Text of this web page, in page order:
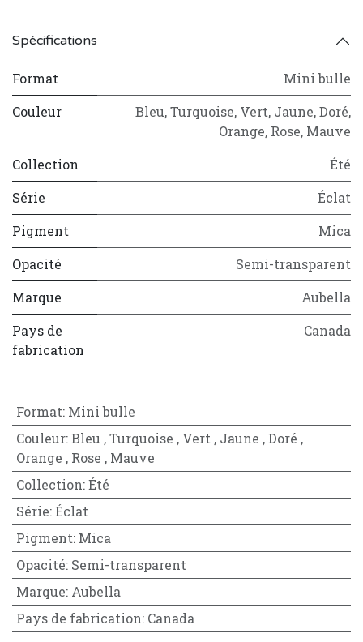
Spécifications
Format
Mini bulle
Couleur
Bleu,Turquoise, Vert, Jaune,Doré,
Orange, Rose, Mauve
Collection
Été
Série
Éclat
Pigment
Mica
Opacité
Semi-transparent
Marque
Aubella
Pays de
fabrication
Canada
Format: Mini bulle
Couleur:Bleu ,Turquoise , Vert , Jaune ,Doré ,
Orange , Rose , Mauve
Collection:Été
Série:Éclat
Pigment: Mica
Opacité: Semi-transparent
Marque: Aubella
Pays de fabrication: Canada